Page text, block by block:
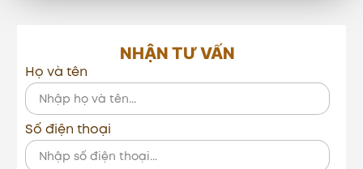
NHẬN TƯ VẤN
Họ và tên
Số điện thoại